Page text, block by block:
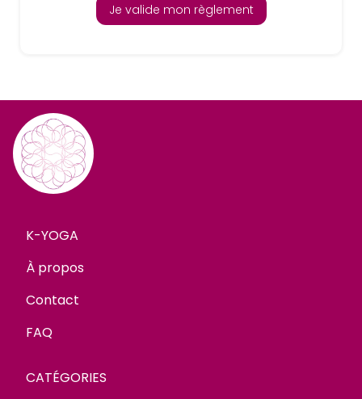
Je valide mon règlement
K-YOGA
À propos
Contact
FAQ
CATÉGORIES